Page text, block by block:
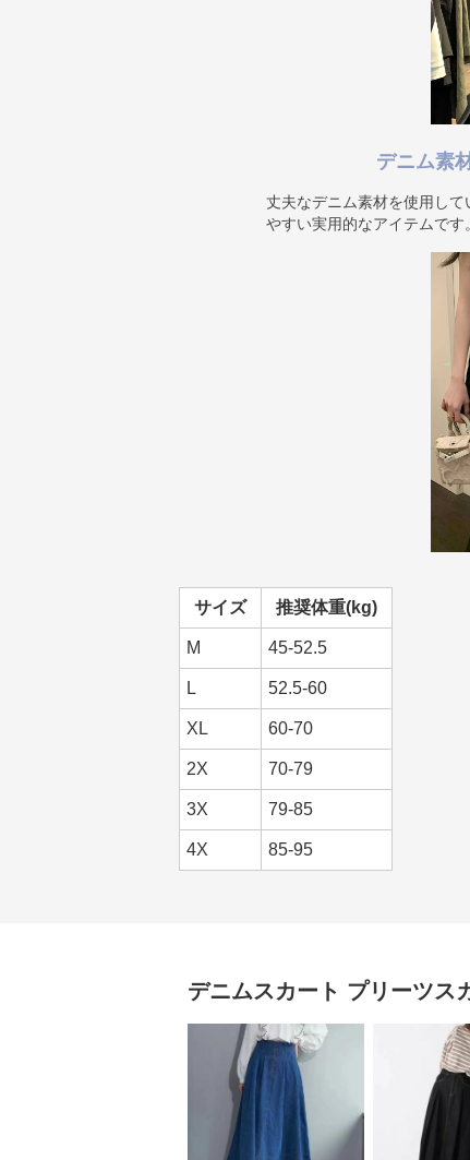
デニム素
丈夫なデニム素材を使用し
やすい実用的なアイテムです。
サイズ 推奨体重(kg)
M 45-52.5
L 52.5-60
XL 60-70
2X 70-79
3X 79-85
4X 85-95
デニムスカート プリーツス